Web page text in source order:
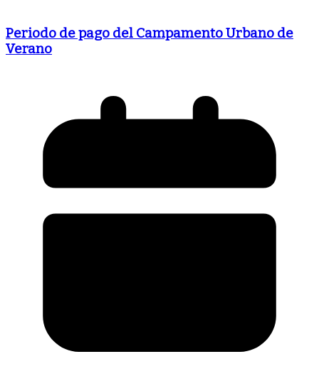
Periodo de pago del Campamento Urbano de
Verano